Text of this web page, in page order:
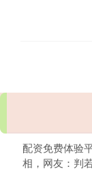
配资免费体验
相，网友：判